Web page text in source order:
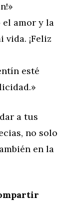
el amor y la
¡Feliz
esté
a tus
no solo
en la